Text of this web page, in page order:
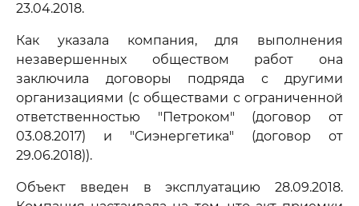
23.04.2018.
Как указала компания, для выполнения
незавершенных обществом работ она
заключила договоры подряда с другими
организациями (с обществами с ограниченной
ответственностью "Петроком" (договор от
03.08.2017) и "Сиэнергетика" (договор от
29.06.2018)).
Объект введен в эксплуатацию 28.09.2018.